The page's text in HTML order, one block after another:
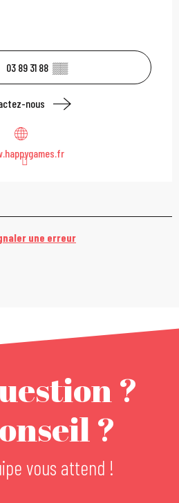
03 89 31 88 ▒▒
nous
une erreur
?
?
vous attend !